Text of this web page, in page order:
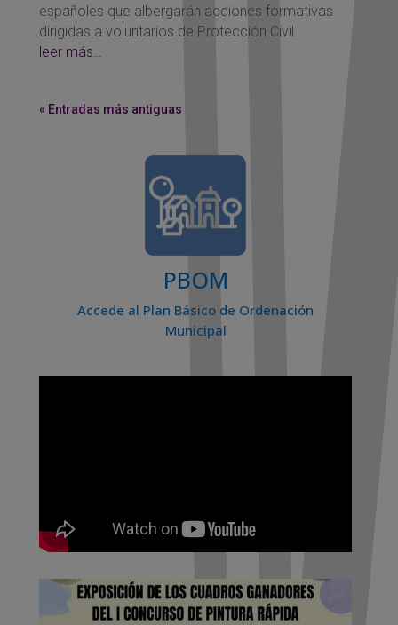
españoles que albergarán acciones formativas
dirigidas a voluntarios de Protección Civil.
leer más…
« Entradas más antiguas
PBOM
Accede al Plan Básico de Ordenación
Municipal